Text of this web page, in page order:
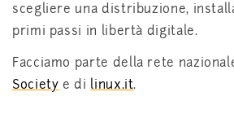
scegliere una distribuzione,
primi passi in libertà digitale.
Facciamo parte della rete
Society e di linux.it.